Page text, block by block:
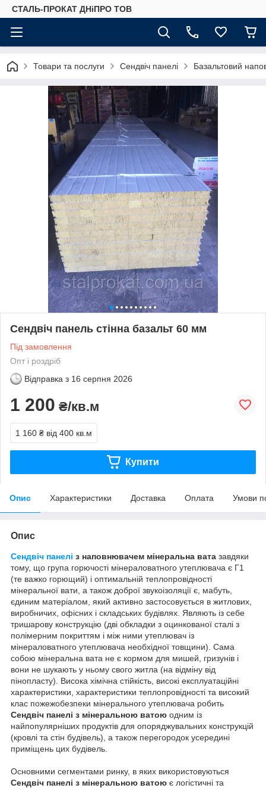
СТАЛЬ-ПРОКАТ ДНіПРО ТОВ
Товари та послуги Сендвіч панелі Базальтовий
Сендвіч панель стінна базальт 60 мм
Під замовлення
Опт і роздріб
Відправка з 16 серпня 2026
1 200 ₴/кв.м
1 160 ₴ від 400 кв.м
Купити
Опис Характеристики Доставка Оплата Умови
Опис
Сендвіч панелі з наповнювачем мінеральна вата завдяки
тому, що група горючості мінераловатного утеплювача є Г1
(те важко горющий) і оптимальній теплопровідності
мінеральної вати, а також доброї звукоізоляції є, мабуть,
єдиним матеріалом, який активно застосовується в житлових,
виробничих, офісних і складських будівлях. Являють із себе
тришарову конструкцію (дві обкладки з оцинкованої сталі з
полімерним покриттям і між ними утеплювач із
мінераловатного утеплювача необхідної товщини). Сама
собою мінеральна вата не є кормом для мишей, гризунів і
вони не шукають у ньому свого житла (на відміну від
пінопласту). Висока хімічна стійкість, високі експлуатаційні
характеристики, характеристики теплопровідності та високий
клас пожежобезпеки мінерального утеплювача робить
Сендвіч панелі з мінеральною ватою одним із
найпопулярніших продуктів для опоряджувальних конструкцій
(кровлі та стін будівель), а також перегородок усередині
приміщень цих будівель.
Основними сегментами ринку, в яких використовуються
Сендвіч панелі з мінеральною ватою є логістичні та